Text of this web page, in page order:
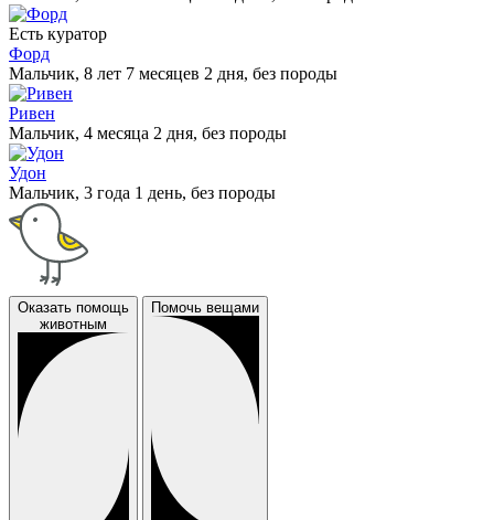
Есть куратор
Форд
Мальчик, 8 лет 7 месяцев 2 дня, без породы
Ривен
Мальчик, 4 месяца 2 дня, без породы
Удон
Мальчик, 3 года 1 день, без породы
Оказать помощь
животным
Помочь вещами